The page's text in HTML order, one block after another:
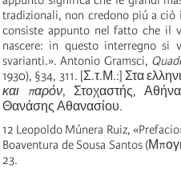
tradizionali, non credono piú a ciò
consiste appunto nel fatto che il
nascere: in questo interregno si
svarianti.». Antonio Gramsci,
1930), §34, 311. [Σ.τ.Μ.:] Στα
και παρόν, Στοχαστής,
Θανάσης Αθανασίου.
12 Leopoldo Múnera Ruiz,
Boaventura de Sousa Santos
23.